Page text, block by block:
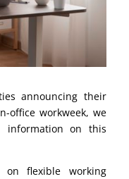
announcing their
office workweek, we
information on this
on flexible working